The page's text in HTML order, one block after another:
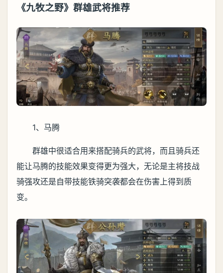
《九牧之野》群雄武将推荐
1、马腾
群雄中很适合用来搭配骑兵的武将，而且骑兵还
能让马腾的技能效果变得更为强大，无论是主将技战
骑强攻还是自带技能铁骑突袭都会在伤害上得到质
变。